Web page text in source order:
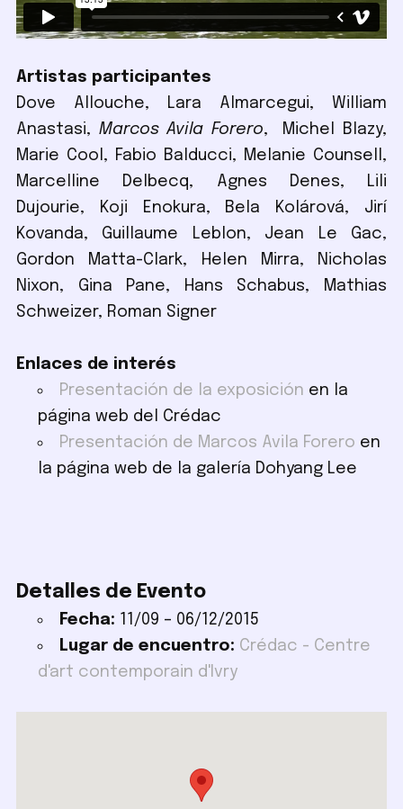
Artistas participantes
Dove Allouche, Lara Almarcegui, William
Anastasi, Marcos Avila Forero, Michel Blazy,
Marie Cool, Fabio Balducci, Melanie Counsell,
Marcelline Delbecq, Agnes Denes, Lili
Dujourie, Koji Enokura, Bela Kolárová, Jirí
Kovanda, Guillaume Leblon, Jean Le Gac,
Gordon Matta-Clark, Helen Mirra, Nicholas
Nixon, Gina Pane, Hans Schabus, Mathias
Schweizer, Roman Signer
Enlaces de interés
Presentación de la exposición en la
página web del Crédac
Presentación de Marcos Avila Forero en
la página web de la galería Dohyang Lee
Detalles de Evento
Fecha: 11/09 – 06/12/2015
Lugar de encuentro: Crédac - Centre
d'art contemporain d'Ivry